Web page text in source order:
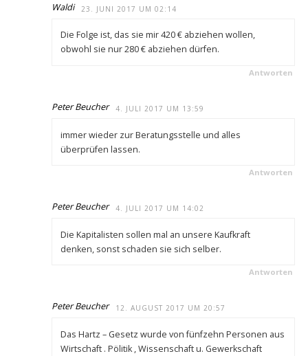
Waldi 23. JUNI 2017 UM 02:14
Die Folge ist, das sie mir 420 € abziehen wollen,
obwohl sie nur 280 € abziehen dürfen.
Antworten
Peter Beucher 4. JULI 2017 UM 13:59
immer wieder zur Beratungsstelle und alles
überprüfen lassen.
Antworten
Peter Beucher 4. JULI 2017 UM 14:02
Die Kapitalisten sollen mal an unsere Kaufkraft
denken, sonst schaden sie sich selber.
Antworten
Peter Beucher 12. AUGUST 2017 UM 20:57
Das Hartz – Gesetz wurde von fünfzehn Personen aus
Wirtschaft . Pölitik , Wissenschaft u. Gewerkschaft